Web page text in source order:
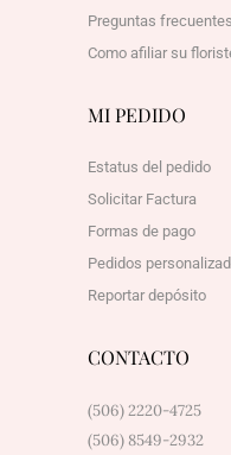
Preguntas frecuentes
Como afiliar su
MI PEDIDO
Estatus del pedido
Solicitar Factura
Formas de pago
Pedidos
Reportar depósito
CONTACTO
(506) 2220-4725
(506) 8549-2932